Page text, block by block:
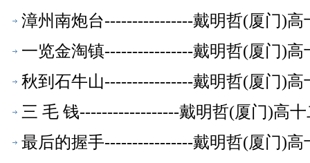
漳州南炮台----------------戴明哲(厦门)
一览金淘镇----------------戴明哲(厦门)
秋到石牛山----------------戴明哲(厦门)
三 毛 钱------------------戴明哲(厦门)高
最后的握手----------------戴明哲(厦门)